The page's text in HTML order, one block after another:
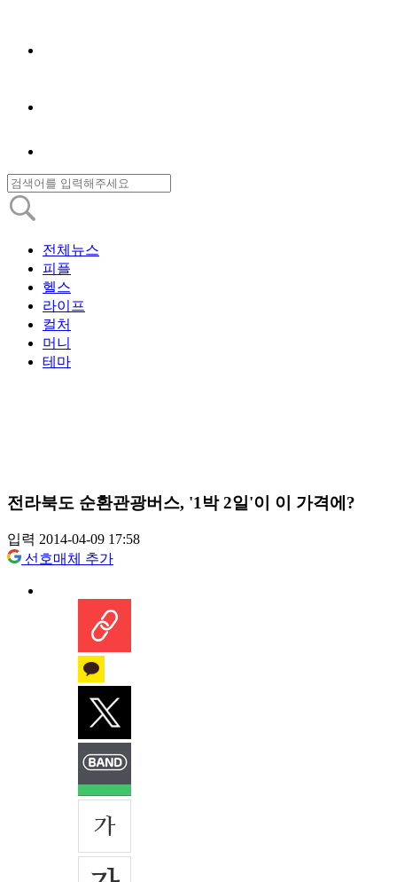
전체뉴스
피플
헬스
라이프
컬처
머니
테마
전라북도 순환관광버스, '1박 2일'이 이 가격에?
입력 2014-04-09 17:58
선호매체 추가